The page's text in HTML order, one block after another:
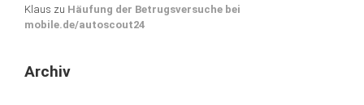
Klaus zu Häufung der Betrugsversuche bei
mobile.de/autoscout24
Archiv